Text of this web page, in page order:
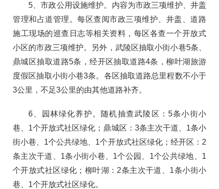
5、市政公用设施维护。内容为市政三项维护、井盖
管理和占道管理。每区查阅市政三项维护、井盖、道路
施工现场的巡查日志等相关资料，每区各查一个开放式
小区的市政三项维护。另外，武陵区抽取小街小巷5条、
鼎城区抽取道路5条，经开区抽取道路4条，柳叶湖旅游
度假区抽取小街小巷3条。各区抽取道路总里程数不小于
3公里，不足3公里的由其他道路补齐。
6、园林绿化养护。随机抽查武陵区：5条小街小
巷、1个开放式社区绿化；鼎城区：3条主次干道、1条小
街小巷、1个公共绿地、1个开放式社区绿化；经开区：2
条主次干道、1条小街小巷、1个公园、1个公共绿地、1
个开放式社区绿化；柳叶湖：2条主次干道、1条小街小
巷、1个开放式社区绿化。